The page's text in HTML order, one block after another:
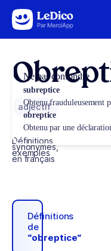
Aller au contenu
adjectif
Définitions,
synonymes,
exemples
en français
Définitions
de
“obreptice“
Ne pas confondre
subreptice
Obtenu frauduleusement
obreptice
Obtenu par une